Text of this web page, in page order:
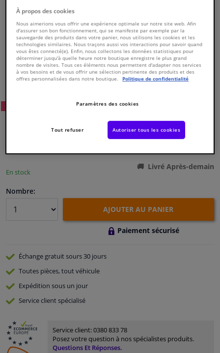
Fenêtres & accessoires
Intérieur & ameublement
Styling & Performance
Promotions et réductions
Capteurs & électronique
Numéro de produit d'origine:0195427
Numéro de fabrication:826995
Prix conseillé: € 187,55
En stock
Livré Après-demain
Nombre:
AJOUTER AU PANIER
Paiement sécurisé
Échange gratuitsours 30 jours
Toutes pièces, tout véhicule
Expédition sous un jour
Serviceclient spécialisé
Service client:0380 833 78
Posez votre question à nos spécialistes produits.
Questions Et Réponses.
À propos des cookies
Nous aimerions vous offrir une expérience optimale sur notre site web. Afin
d'assurer son bon fonctionnement, qui se manifeste par exemple par la
sauvegarde des produits dans votre panier, nous utilisons les cookies et les
technologies similaires. Nous traçons aussi vos interactions pour savoir quand
vous êtes connecté(e). Enfin, nous collectons les données statistiques pour
déterminer jusqu'à quelle heure notre boutique enregistre le plus grand
nombre de visites. Tous ces éléments nous permettent d'adapter nos services
à vos besoins et de vous offrir une sélection pertinente des produits et des
offres personnalisées dans notre boutique.
Politique de confidentialité
Paramètres des cookies
Tout refuser Autoriser tous les cookies